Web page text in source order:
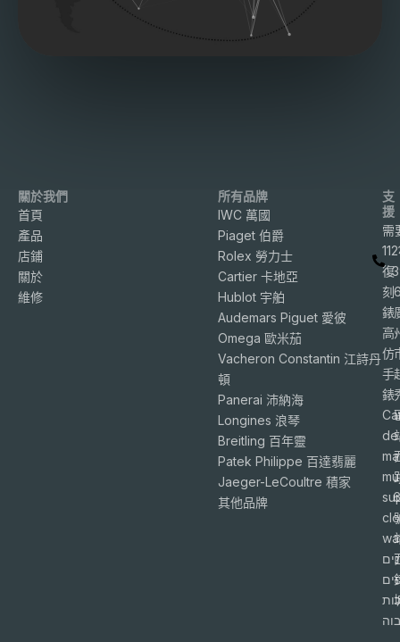
關於我們
首頁
產品
店鋪
關於
維修
所有品牌
IWC 萬國
Piaget 伯爵
Rolex 勞力士
Cartier 卡地亞
Hublot 宇舶
Audemars Piguet 愛彼
Omega 歐米茄
Vacheron Constantin 江詩丹
頓
Panerai 沛納海
Longines 浪琴
Breitling 百年靈
Patek Philippe 百達翡麗
Jaeger-LeCoultre 積家
其他品牌
支
援
需
復
刻
錶
高
仿
手
錶
de